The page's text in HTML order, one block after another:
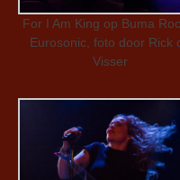
For I Am King op Buma
Eurosonic, foto door Rick
Visser